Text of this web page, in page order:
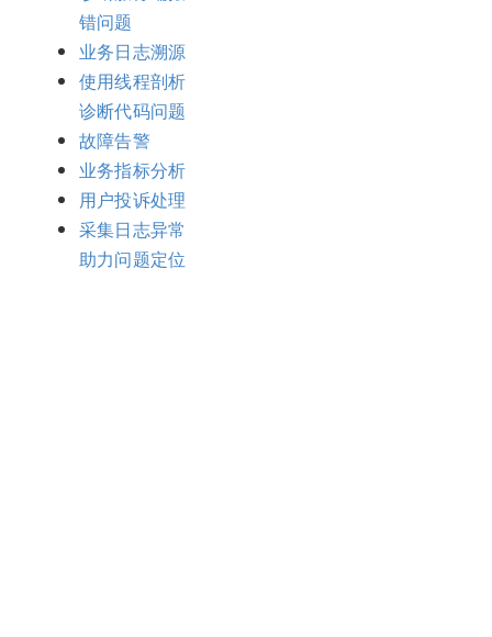
错问题
业务日志溯源
使用线程剖析
诊断代码问题
故障告警
业务指标分析
用户投诉处理
采集日志异常
助力问题定位